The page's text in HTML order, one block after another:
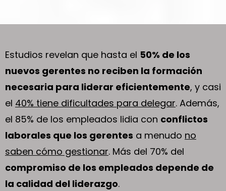
Estudios revelan que hasta el 50% de los
nuevos gerentes no reciben la formación
necesaria para liderar eficientemente, y casi
el 40% tiene dificultades para delegar. Además,
el 85% de los empleados lidia con conflictos
laborales que los gerentes a menudo no
saben cómo gestionar. Más del 70% del
compromiso de los empleados depende de
la calidad del liderazgo.